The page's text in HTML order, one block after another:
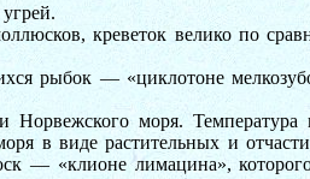
креветок велико по
рыбок — «циклотоне
Норвежского моря.
в виде растительных и
— «клионе лимацина»,